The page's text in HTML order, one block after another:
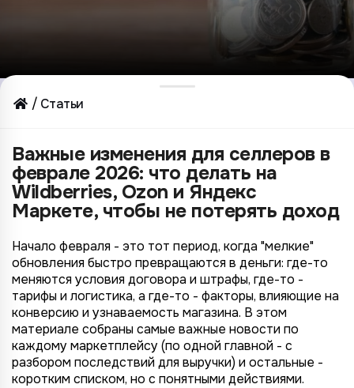
Статьи
Важные изменения для селлеров в
феврале 2026: что делать на
Wildberries, Ozon и Яндекс
Маркете, чтобы не потерять доход
Начало февраля - это тот период, когда "мелкие"
обновления быстро превращаются в деньги: где-то
меняются условия договора и штрафы, где-то -
тарифы и логистика, а где-то - факторы, влияющие на
конверсию и узнаваемость магазина. В этом
материале собраны самые важные новости по
каждому маркетплейсу (по одной главной - с
разбором последствий для выручки) и остальные -
коротким списком, но с понятными действиями.